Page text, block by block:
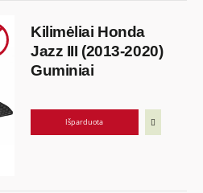
Kilimėliai Honda
Jazz III (2013-2020)
Guminiai
Išparduota